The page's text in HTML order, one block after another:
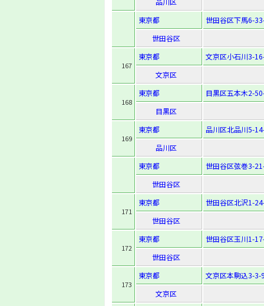
東京都
世田谷区下馬6-
世田谷区
167
東京都
文京区小石川3-
文京区
168
東京都
目黒区五本木2-
目黒区
169
東京都
品川区北品川5-
品川区
東京都
世田谷区弦巻3-
世田谷区
171
東京都
世田谷区北沢1-
世田谷区
172
東京都
世田谷区玉川1-
世田谷区
173
東京都
文京区本駒込3-3-
文京区